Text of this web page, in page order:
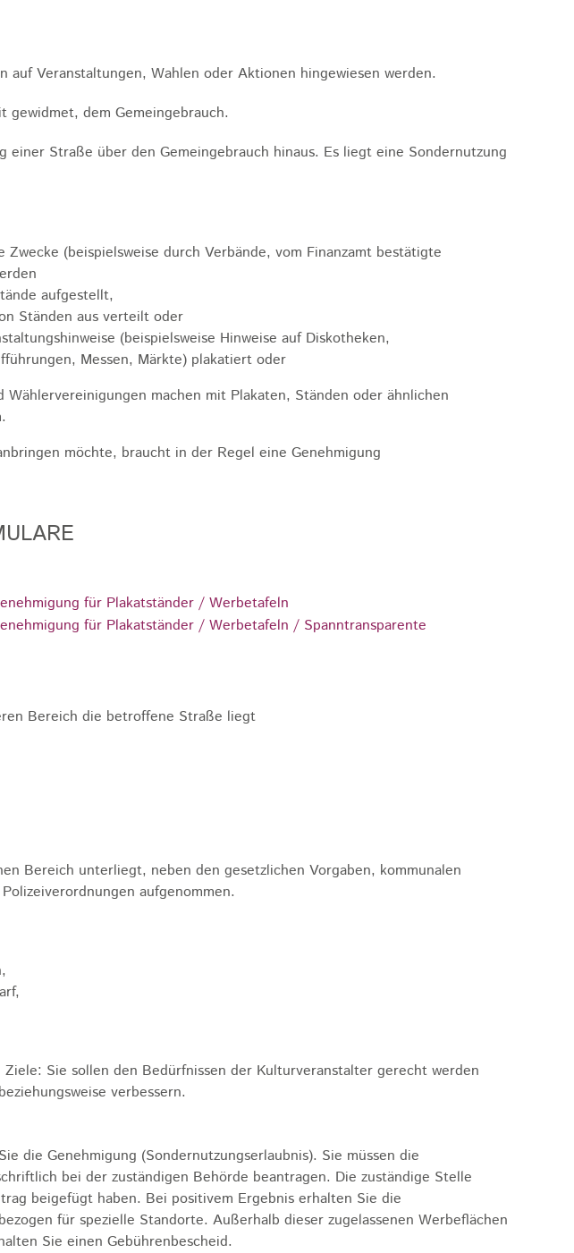
auf Veranstaltungen, Wahlen oder Aktionen hingewiesen werden.
dem Gemeingebrauch.
einer Straße über den Gemeingebrauch hinaus. Es liegt eine Sondernutzung
(beispielsweise durch Verbände, vom Finanzamt bestätigte
aufgestellt,
Ständen aus verteilt oder
(beispielsweise Hinweise auf Diskotheken,
Messen, Märkte) plakatiert oder
machen mit Plakaten, Ständen oder ähnlichen
möchte, braucht in der Regel eine Genehmigung
für Plakatständer / Werbetafeln
für Plakatständer / Werbetafeln / Spanntransparente
Bereich die betroffene Straße liegt
Bereich unterliegt, neben den gesetzlichen Vorgaben, kommunalen
aufgenommen.
Sie sollen den Bedürfnissen der Kulturveranstalter gerecht werden
verbessern.
die Genehmigung (Sondernutzungserlaubnis). Sie müssen die
bei der zuständigen Behörde beantragen. Die zuständige Stelle
beigefügt haben. Bei positivem Ergebnis erhalten Sie die
für spezielle Standorte. Außerhalb dieser zugelassenen Werbeflächen
Sie einen Gebührenbescheid.